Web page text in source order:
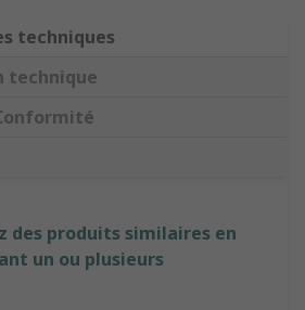
techniques
technique
des produits similaires en
un ou plusieurs